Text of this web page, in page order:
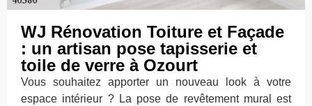
WJ Rénovation Toiture et Façade
: un artisan pose tapisserie et
toile de verre à Ozourt
Vous souhaitez apporter un nouveau look à votre
espace intérieur ? La pose de revêtement mural est